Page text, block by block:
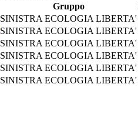
Gruppo
SINISTRA ECOLOGIA LIBERTA'
SINISTRA ECOLOGIA LIBERTA'
SINISTRA ECOLOGIA LIBERTA'
SINISTRA ECOLOGIA LIBERTA'
SINISTRA ECOLOGIA LIBERTA'
SINISTRA ECOLOGIA LIBERTA'